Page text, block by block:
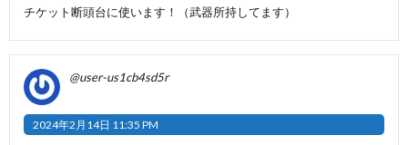
チケット断頭台に使います！（武器所持してます）
@user-us1cb4sd5r
2024年2月14日 11:35 PM